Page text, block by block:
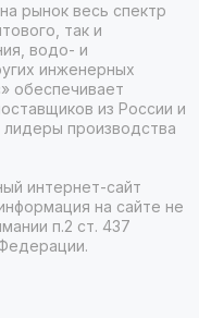
рынок весь спектр
так и
водо- и
инженерных
обеспечивает
из России и
производства
интернет-сайт
на сайте не
п.2 ст. 437